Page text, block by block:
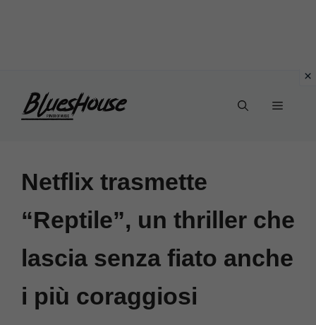
Menu
Netflix trasmette
“Reptile”, un thriller che
lascia senza fiato anche
i più coraggiosi